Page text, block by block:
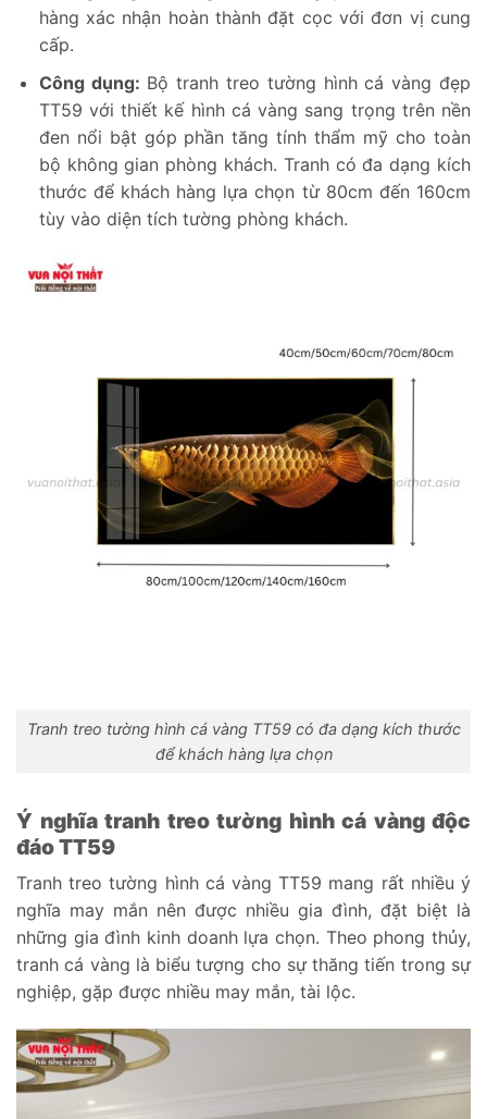
hàng xác nhận hoàn thành đặt cọc với đơn vị cung
cấp.
Công dụng: Bộ tranh treo tường hình cá vàng đẹp
TT59 với thiết kế hình cá vàng sang trọng trên nền
đen nổi bật góp phần tăng tính thẩm mỹ cho toàn
bộ không gian phòng khách. Tranh có đa dạng kích
thước để khách hàng lựa chọn từ 80cm đến 160cm
tùy vào diện tích tường phòng khách.
Tranh treo tường hình cá vàng TT59 có đa dạng kích thước
để khách hàng lựa chọn
Ý nghĩa tranh treo tường hình cá vàng độc
đáo TT59
Tranh treo tường hình cá vàng TT59 mang rất nhiều ý
nghĩa may mắn nên được nhiều gia đình, đặt biệt là
những gia đình kinh doanh lựa chọn. Theo phong thủy,
tranh cá vàng là biểu tượng cho sự thăng tiến trong sự
nghiệp, gặp được nhiều may mắn, tài lộc.